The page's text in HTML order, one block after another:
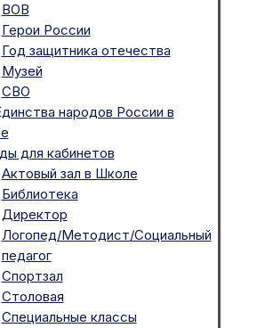
ВОВ
Герои России
Год защитника отечества
Музей
СВО
народов России в
для кабинетов
Актовый зал в Школе
Библиотека
Директор
Логопед/Методист/Социальный
педагог
Спортзал
Столовая
Специальные классы